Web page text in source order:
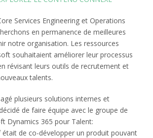
Services Engineering et Operations
en permanence de meilleures
notre organisation. Les ressources
souhaitaient améliorer leur processus
révisant leurs outils de recrutement et
talents.
plusieurs solutions internes et
de faire équipe avec le groupe de
Dynamics 365 pour Talent:
était de co-développer un produit pouvant